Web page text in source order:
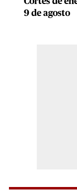
9 de agosto